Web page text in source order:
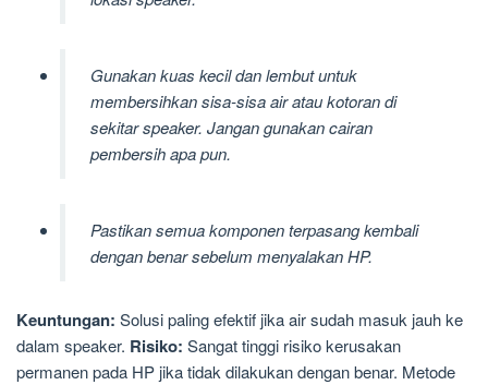
Gunakan kuas kecil dan lembut untuk
membersihkan sisa-sisa air atau kotoran di
sekitar speaker. Jangan gunakan cairan
pembersih apa pun.
Pastikan semua komponen terpasang kembali
dengan benar sebelum menyalakan HP.
Keuntungan: Solusi paling efektif jika air sudah masuk jauh ke
dalam speaker. Risiko: Sangat tinggi risiko kerusakan
permanen pada HP jika tidak dilakukan dengan benar. Metode